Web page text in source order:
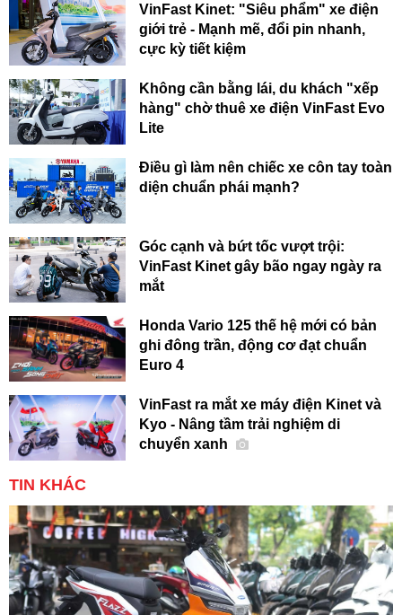
VinFast Kinet: "Siêu phẩm" xe điện
giới trẻ - Mạnh mẽ, đổi pin nhanh,
cực kỳ tiết kiệm
Không cần bằng lái, du khách "xếp
hàng" chờ thuê xe điện VinFast Evo
Lite
Điều gì làm nên chiếc xe côn tay toàn
diện chuẩn phái mạnh?
Góc cạnh và bứt tốc vượt trội:
VinFast Kinet gây bão ngay ngày ra
mắt
Honda Vario 125 thế hệ mới có bản
ghi đông trần, động cơ đạt chuẩn
Euro 4
VinFast ra mắt xe máy điện Kinet và
Kyo - Nâng tầm trải nghiệm di
chuyển xanh
TIN KHÁC